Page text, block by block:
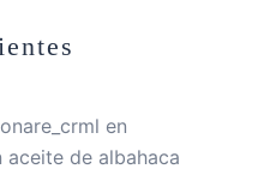
en
de albahaca